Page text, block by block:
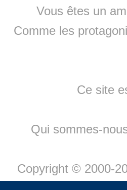
Vous êtes un
Comme les
Ce site
Qui sommes-
Copyright © 2000-